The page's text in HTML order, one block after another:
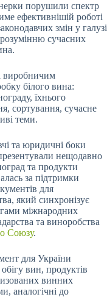
порушили спектр
ефективнішій роботі
змін у галузі
розумінню сучасних
виробничим
білого вина:
їхнього
сортування, сучасне
теми.
та юридичні боки
нещодавно
та продукти
за підтримки
для
який синхронізує
міжнародних
та виноробства
Союзу.
для України
вин, продуктів
винних
аналогічні до